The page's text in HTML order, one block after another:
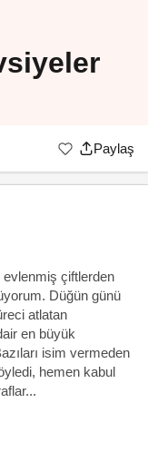
Paylaş
çiftlerden
Düğün günü
atlatan
en büyük
isim vermeden
hemen kabul